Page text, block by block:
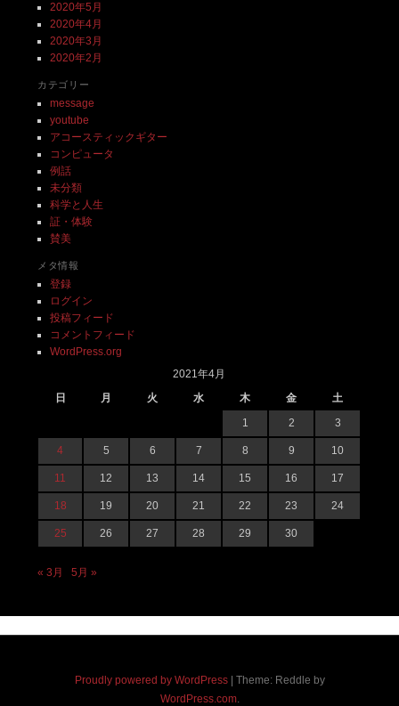
2020年5月
2020年4月
2020年3月
2020年2月
カテゴリー
message
youtube
アコースティックギター
コンピュータ
例話
未分類
科学と人生
証・体験
賛美
メタ情報
登録
ログイン
投稿フィード
コメントフィード
WordPress.org
2021年4月
日
月 火 水 木 金
土
1
2 3
4 5 6 7 8 9 10
11 12 13 14 15 16 17
18 19 20 21 22 23 24
25 26 27 28 29 30
« 3月 5月 »
Proudly powered by WordPress
Theme: Reddle by
WordPress.com.